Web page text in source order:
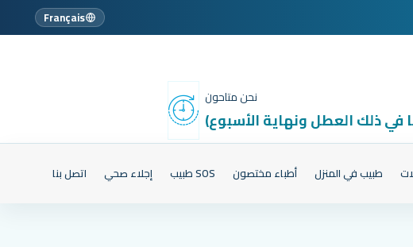
Français
نحن متاحون
في ذلك العطل ونهاية الأسبوع)
طبيب في المنزل أطباء مختصون SOS طبيب إجلاء صحي اتصل بنا